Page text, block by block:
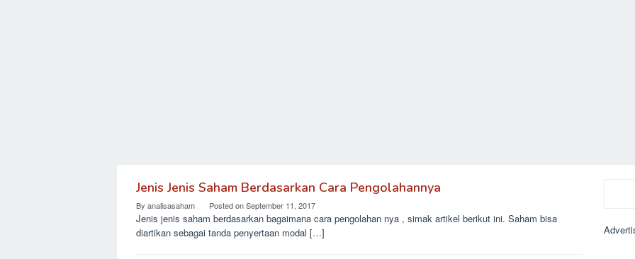
Fundamental
Saham
Jenis Jenis Saham Berdasarkan Cara Pengolahannya
By analisasaham Posted onSeptember 11, 2017
Jenis jenis saham berdasarkan bagaimana cara pengolahan nya , simak artikel berikut ini. Saham bisa
diartikan sebagai tanda penyertaan modal […]